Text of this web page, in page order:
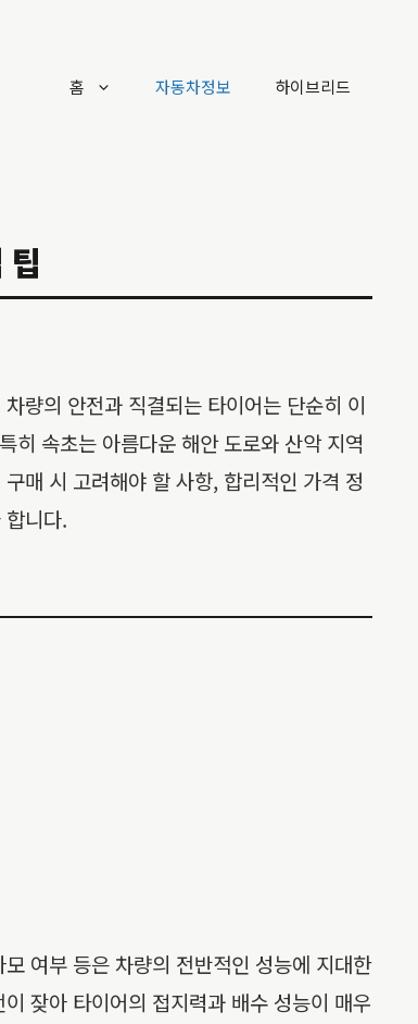
홈 자동차정보 하이브리드
량의 안전과 직결되는 타이어는 단순히 이
히 속초는 아름다운 해안 도로와 산악 지역
매 시 고려해야 할 사항, 합리적인 가격 정
니다.
여부 등은 차량의 전반적인 성능에 지대한
잦아 타이어의 접지력과 배수 성능이 매우